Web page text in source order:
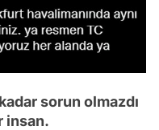
sorun olmazdı
insan.